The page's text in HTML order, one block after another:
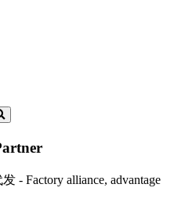
- Factory alliance, advantage